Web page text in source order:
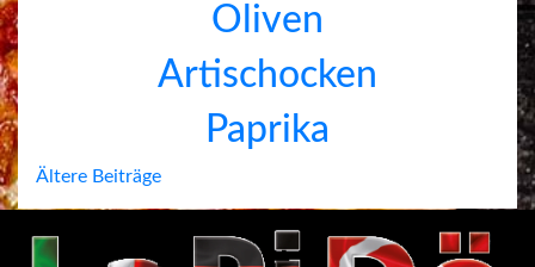
Oliven
Artischocken
Paprika
Beitragsnavigation
Ältere Beiträge